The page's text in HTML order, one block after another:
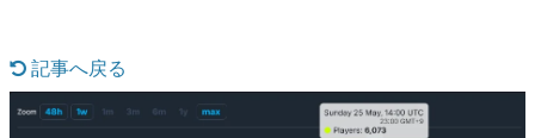
なんでゲームは面白い？
ゲーム開発者・hamatsu氏がゲームの魅力を画面や操作の
記事へ戻る